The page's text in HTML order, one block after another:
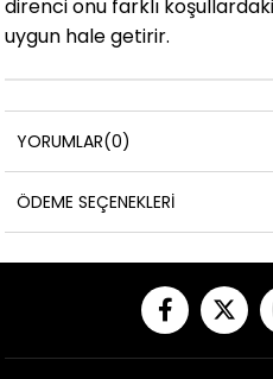
direnci onu farklı
uygun hale getirir.
YORUMLAR(0)
ÖDEME SEÇENEKLERI